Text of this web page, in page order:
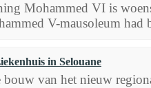
Mohammed VI is
V-mausoleum had
in Selouane
van het nieuw